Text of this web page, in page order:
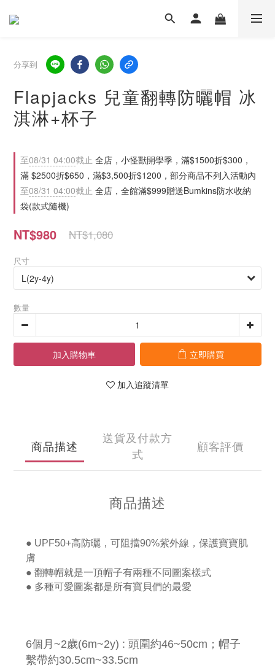
分享到
Flapjacks 兒童翻轉防曬帽 冰
淇淋+杯子
至08/31 04:00截止 全店，小怪獸開學季，滿$1500折$300，
滿 $2500折$650，滿$3,500折$1200，部分商品不列入活動內
至08/31 04:00截止 全店，全館滿$999贈送Bumkins防水收納
袋(款式隨機)
NT$980 NT$1,080
尺寸
數量
加入購物車 立即購買
加入追蹤清單
商品描述
送貨及付款方
式
顧客評價
商品描述
● UPF50+高防曬，可阻擋90%紫外線，保護寶寶肌
膚
● 翻轉帽就是一頂帽子有兩種不同圖案樣式
● 多種可愛圖案都是所有寶貝們的最愛
6個月~2歲(6m~2y) : 頭圍約46~50cm；帽子
繫帶約30.5cm~33.5cm